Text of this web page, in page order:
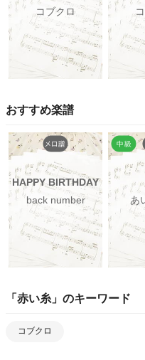
コブクロ
おすすめ楽譜
HAPPY BIRTHDAY
back number
あ
「 赤い糸 」のキーワード
コブクロ